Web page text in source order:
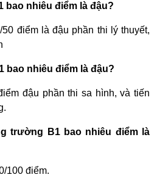
bao nhiêu điểm là đậu?
điểm là đậu phần thi lý thuyết,
bao nhiêu điểm là đậu?
đậu phần thi sa hình, và tiến
trường B1 bao nhiêu điểm là
100 điểm.